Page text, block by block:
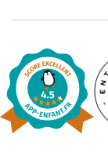
Videos & Tutorials
Blog